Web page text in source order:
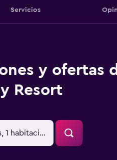
Servicios
y ofertas
Resort
1 habitación